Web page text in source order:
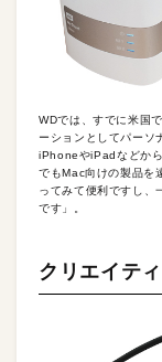
WDでは、すでに米国
ーションとしてパーソ
iPhoneやiPadなどか
でもMac向けの製品を
ってみて便利ですし、
です」。
クリエイテ